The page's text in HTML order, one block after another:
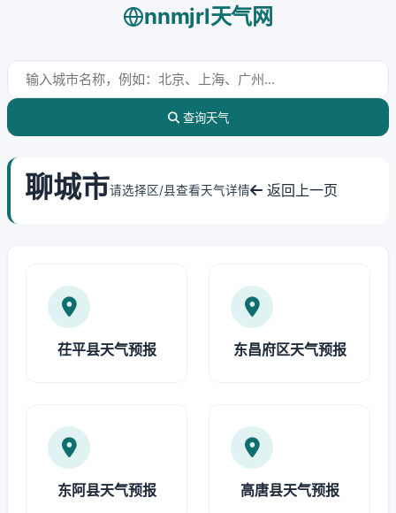
nnmjrl天气网
查询天气
聊城市请选择区/县查看天气详情 返回上一页
茌平县天气预报 东昌府区天气预报
东阿县天气预报 高唐县天气预报